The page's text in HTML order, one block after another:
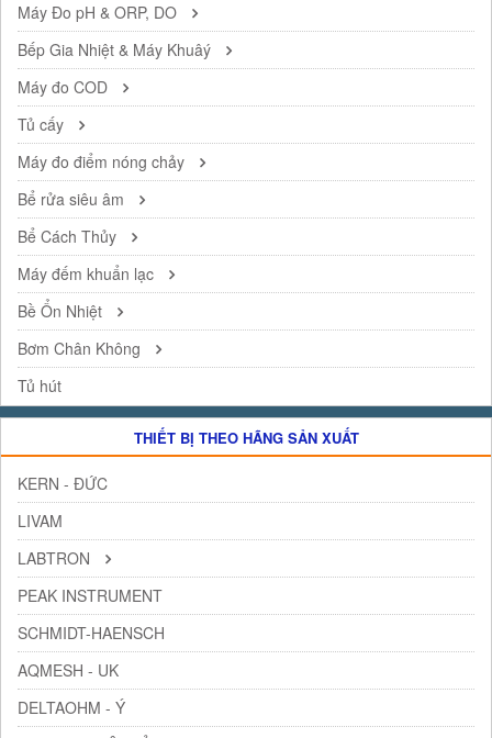
Máy Đo pH & ORP, DO
Bếp Gia Nhiệt & Máy Khuâý
Máy đo COD
Tủ cấy
Máy đo điểm nóng chảy
Bể rửa siêu âm
Bể Cách Thủy
Máy đếm khuẩn lạc
Bề Ổn Nhiệt
Bơm Chân Không
Tủ hút
THIẾT BỊ THEO HÃNG SẢN XUẤT
KERN - ĐỨC
LIVAM
LABTRON
PEAK INSTRUMENT
SCHMIDT-HAENSCH
AQMESH - UK
DELTAOHM - Ý